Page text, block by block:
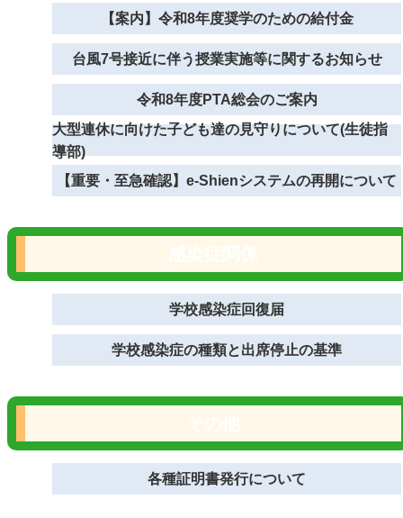
【案内】令和8年度奨学のための給付金
台風7号接近に伴う授業実施等に関するお知らせ
令和8年度PTA総会のご案内
大型連休に向けた子ども達の見守りについて(生徒指
導部)
【重要・至急確認】e-Shienシステムの再開について
学校感染症回復届
学校感染症の種類と出席停止の基準
各種証明書発行について